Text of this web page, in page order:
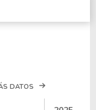
DATOS